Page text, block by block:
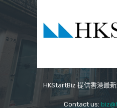
HKStartBiz 提供香港最
Contact us: